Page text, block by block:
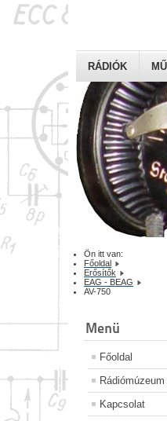
RÁDIÓK
Ön itt van:
Főoldal
Erősítők
EAG - BEAG
AV-750
Menü
Főoldal
Kapcsolat